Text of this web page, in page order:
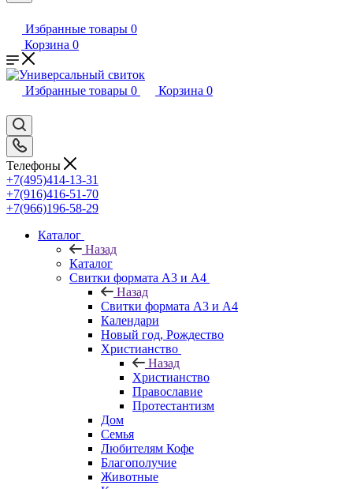
Избранные товары 0
Корзина 0
Избранные товары 0 Корзина 0
Телефоны
+7(495)414-13-31
+7(916)416-51-70
+7(966)196-58-29
Каталог
Назад
Каталог
Свитки формата А3 и А4
Назад
Свитки формата А3 и А4
Календари
Новый год, Рождество
Христианство
Назад
Христианство
Православие
Протестантизм
Дом
Семья
Любителям Кофе
Благополучие
Животные